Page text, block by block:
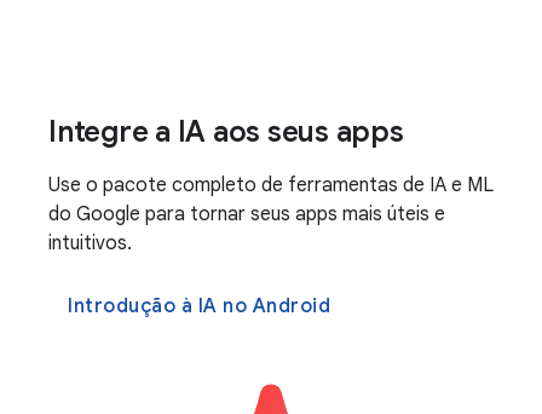
Integre a IA aos seus apps
Use o pacote completo de ferramentas de IA e ML
do Google para tornar seus apps mais úteis e
intuitivos.
Introdução à IA no Android